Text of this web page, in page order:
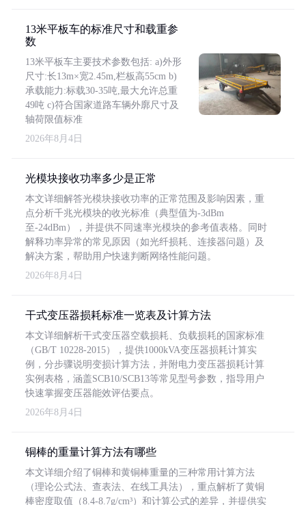
13米平板车的标准尺寸和载重参
数
13米平板车主要技术参数包括: a)外形
尺寸:长13m×宽2.45m,栏板高55cm b)
承载能力:标载30-35吨,最大允许总重
49吨 c)符合国家道路车辆外廓尺寸及
轴荷限值标准
2026年8月4日
光模块接收功率多少是正常
本文详细解答光模块接收功率的正常范围及影响因素，重
点分析千兆光模块的收光标准（典型值为-3dBm
至-24dBm），并提供不同速率光模块的参考值表格。同时
解释功率异常的常见原因（如光纤损耗、连接器问题）及
解决方案，帮助用户快速判断网络性能问题。
2026年8月4日
干式变压器损耗标准一览表及计算方法
本文详细解析干式变压器空载损耗、负载损耗的国家标准
（GB/T 10228-2015），提供1000kVA变压器损耗计算实
例，分步骤说明变损计算方法，并附电力变压器损耗计算
实例表格，涵盖SCB10/SCB13等常见型号参数，指导用户
快速掌握变压器能效评估要点。
2026年8月4日
铜棒的重量计算方法有哪些
本文详细介绍了铜棒和黄铜棒重量的三种常用计算方法
（理论公式法、查表法、在线工具法），重点解析了黄铜
棒密度取值（8.4-8.7g/cm³）和计算公式的差异，并提供实